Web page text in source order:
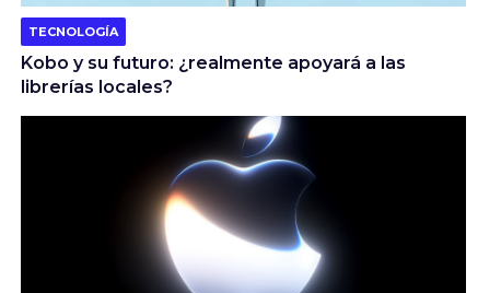
TECNOLOGÍA
Kobo y su futuro: ¿realmente apoyará a las
librerías locales?